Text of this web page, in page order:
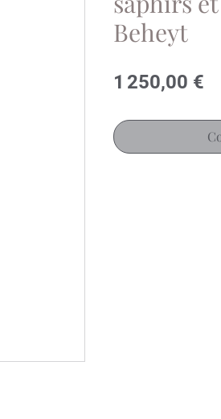
Beheyt
1 250,00 €